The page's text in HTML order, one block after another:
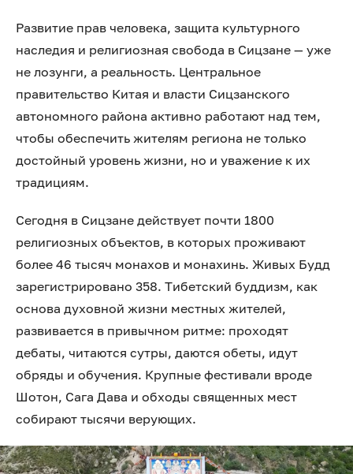
Развитие прав человека, защита культурного
наследия и религиозная свобода в Сицзане — уже
не лозунги, а реальность. Центральное
правительство Китая и власти Сицзанского
автономного района активно работают над тем,
чтобы обеспечить жителям региона не только
достойный уровень жизни, но и уважение к их
традициям.
Сегодня в Сицзане действует почти 1800
религиозных объектов, в которых проживают
более 46 тысяч монахов и монахинь. Живых Будд
зарегистрировано 358. Тибетский буддизм, как
основа духовной жизни местных жителей,
развивается в привычном ритме: проходят
дебаты, читаются сутры, даются обеты, идут
обряды и обучения. Крупные фестивали вроде
Шотон, Сага Дава и обходы священных мест
собирают тысячи верующих.